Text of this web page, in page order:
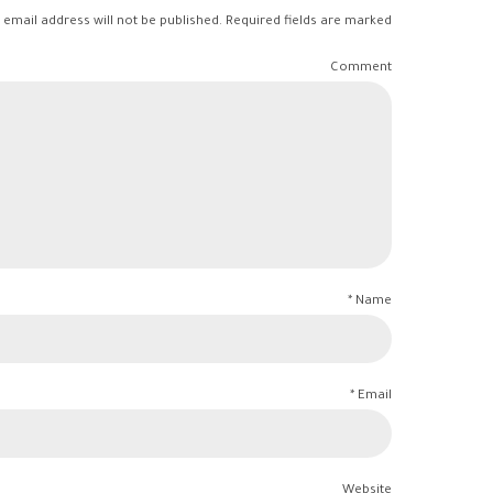
email address will not be published. Required fields are marked *
Comment
Name *
Email *